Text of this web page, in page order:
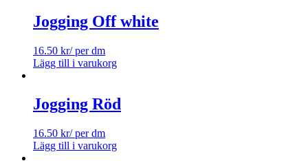
Jogging Off white
16.50 kr/ per dm
Lägg till i varukorg
Jogging Röd
16.50 kr/ per dm
Lägg till i varukorg